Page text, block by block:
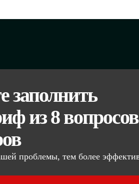
заполнить
из 8
проблемы, тем более